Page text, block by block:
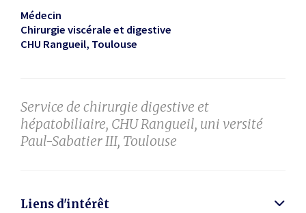
Médecin
Chirurgie viscérale et digestive
CHU Rangueil Toulouse
Service de chirurgie digestive et
hépatobiliaire, CHU Rangueil, uni versité
Paul-Sabatier III, Toulouse
Liens d'intérêt